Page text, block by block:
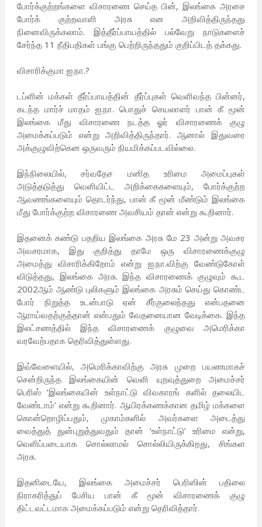
போர்க்குற்றங்களை விசாரணை செய்த பின், இலங்கை அரசை
போர்க் குற்றவாளி அரசு என அறிவித்திருந்தது
நினைவிருக்கலாம். இத்தீர்ப்பாயத்தில் பல்வேறு நாடுகளைச்
சேர்ந்த 11 நீதிபதிகள் பங்கு பெற்றிருந்ததும் குறிப்பிடத் தக்கது.
விசாரிக்குமா ஐ.நா.?
டப்ளின் மக்கள் தீர்ப்பாயத்தின் தீர்ப்புகள் வெளிவந்த பின்னர்,
கடந்த மார்ச் மாதம் ஐ.நா. பொதுச் செயலாளர் பான் கீ மூன்
இலங்கை மீது விசாரணை நடத்த ஓர் விசாரணைக் குழு
அமைக்கப்படும் என்று அறிவித்திருந்தார். ஆனால் இதுவரை
அக்குழுவிற்கென ஒருவரும் நியமிக்கப்படவில்லை.
இந்நிலையில், சர்வதேச மனித உரிமை அமைப்புகள்
அடுத்தடுத்து வெளியிட்ட அறிக்கைகளையும், போர்க்குற்ற
ஆவணங்களையும் தொடர்ந்து, பான் கீ மூன் மீண்டும் இலங்கை
மீது போர்க்குற்ற விசாரணை அவசியம் தான் என்று கூறினார்.
இதனைக் கண்டு பதறிய இலங்கை அரசு மே 23 அன்று அவசர
அவசரமாக, இது குறித்து தாமே ஒரு விசாரணைக்குழு
அமைத்து விசாரிக்கிறோம் என்று ஐ.நா.விற்கு வேண்டுகோள்
விடுத்தது, இலங்கை அரசு. இந்த விசாரணைக் குழுவும் கூட
2002ஆம் ஆண்டு புலிகளும் இலங்கை அரசும் செய்து கொண்ட
போர் நிறுத்த உடன்பாடு ஏன் சீர்குலைந்தது என்பதனை
ஆராய்வதற்குத்தான் என்பதும் வேதனையான வேடிக்கை. இந்த
இலட்சணத்தில் இந்த விசாரணைக் குழுவை அமெரிக்கா
வரவேற்பதாக தெரிவித்துள்ளது.
இவ்வேளையில், அமெரிக்காவிற்கு அரசு முறை பயணமாகச்
சென்றிருந்த இலங்கையின் வெளி யுறவுத்துறை அமைச்சர்
பெரிஸ் ‘இலங்கையின் உள்நாட்டு விவகாரங் களில் தலையிட
வேண்டாம்’ என்று கூறினார். ஆயிரக்கணக்கான தமிழ் மக்களை
கொன்றொழிப்பதும், முகாம்களில் அவர்களை அடைத்து
வைத்துத் துன்புறுத்துவதும் தான் ‘உள்நாட்டு’ உரிமை என்று,
வெளிப்படையாக சொல்லாமல் சொல்லியிருக்கிறது, சிங்கள
அரசு.
இதனிடையே, இலங்கை அமைச்சர் பெரிஸின் பதிலை
நிராகரித்துப் பேசிய பான் கீ மூன் விசாரணைக் குழு
திட்டவட்டமாக அமைக்கப்படும் என்று தெரிவித்தார்.